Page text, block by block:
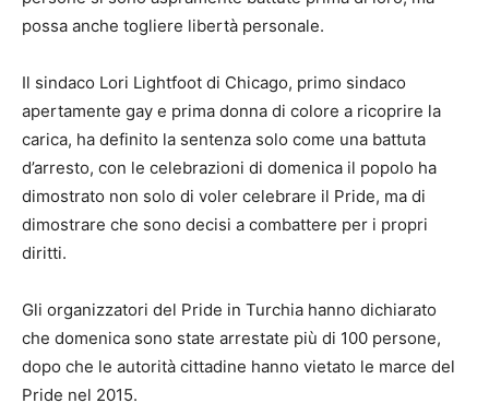
possa anche togliere libertà personale.
Il sindaco Lori Lightfoot di Chicago, primo sindaco
apertamente gay e prima donna di colore a ricoprire la
carica, ha definito la sentenza solo come una battuta
d’arresto, con le celebrazioni di domenica il popolo ha
dimostrato non solo di voler celebrare il Pride, ma di
dimostrare che sono decisi a combattere per i propri
diritti.
Gli organizzatori del Pride in Turchia hanno dichiarato
che domenica sono state arrestate più di 100 persone,
dopo che le autorità cittadine hanno vietato le marce del
Pride nel 2015.